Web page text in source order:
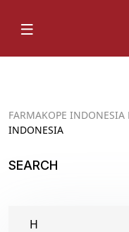
FARMAKOPE INDONESIA
INDONESIA
SEARCH